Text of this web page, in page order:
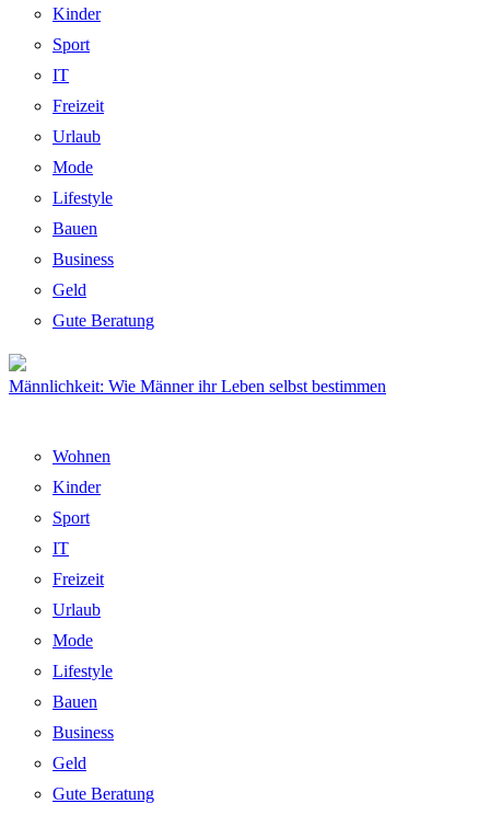
Kinder
Sport
IT
Freizeit
Urlaub
Mode
Lifestyle
Bauen
Business
Geld
Gute Beratung
Männlichkeit: Wie Männer ihr Leben selbst bestimmen
Wohnen
Kinder
Sport
IT
Freizeit
Urlaub
Mode
Lifestyle
Bauen
Business
Geld
Gute Beratung